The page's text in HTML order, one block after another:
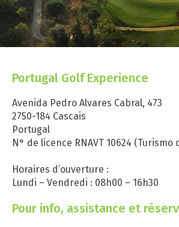
Portugal Golf Experience
Avenida Pedro Alvares Cabral, 473
2750-184 Cascais
Portugal
N° de licence RNAVT 10624 (Turismo
Horaires d’ouverture :
Lundi – Vendredi : 08h00 – 16h30
Pour info, assistance et